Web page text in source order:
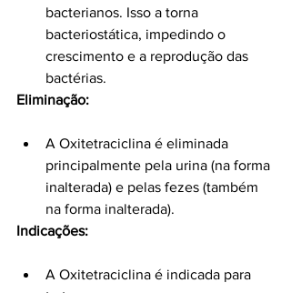
bacterianos. Isso a torna
bacteriostática, impedindo o
crescimento e a reprodução das
bactérias.
Eliminação:
A Oxitetraciclina é eliminada
principalmente pela urina (na forma
inalterada) e pelas fezes (também
na forma inalterada).
Indicações:
A Oxitetraciclina é indicada para